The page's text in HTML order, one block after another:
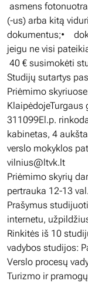
asmens
(-us) arba kitą
dokumentus;•
jeigu ne visi
40 € susimokėti
Studijų sutartys
Priėmimo
KlaipėdojeTurgaus
311099El.p.
kabinetas, 4
verslo mokyklos
vilnius@ltvk.lt
Priėmimo skyrių
pertrauka 12-13 val.
Prašymus
internetu,
Rinkitės iš 10
vadybos studijos:
Verslo procesų
Turizmo ir